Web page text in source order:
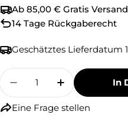
Ab 85,00 € Gratis Versand
14 Tage Rückgaberecht
Geschätztes Lieferdatum
Menge
Menge Für My
Menge Für
In
Eine Frage stellen